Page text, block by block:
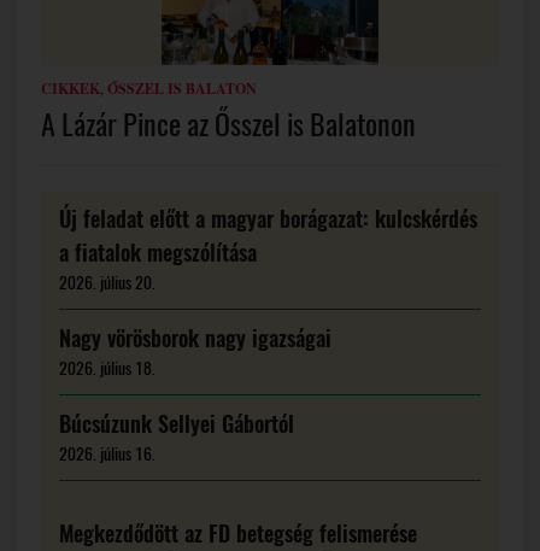
CIKKEK ŐSSZEL IS BALATON
A Lázár Pince az Ősszel is Balatonon
Új feladat előtt a magyar borágazat: kulcskérdés
a fiatalok megszólítása
2026. július 20.
Nagy vörösborok nagy igazságai
2026. július 18.
Búcsúzunk Sellyei Gábortól
2026. július 16.
Megkezdődött az FD betegség felismerése